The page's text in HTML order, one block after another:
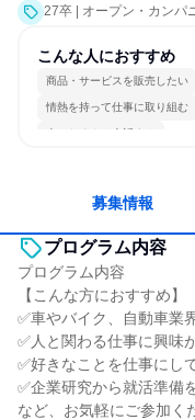
27卒 | オープン・カンパ
こんな人におすすめ
商品・サービスを販売したい
情熱を持って仕事に取り組む
人とたくさん会話する
募集情報
プログラム内容
プログラム内容
【こんな方におすすめ】
✅車やバイク、自動車業
✅人と関わる仕事に興味
✅好きなことを仕事にし
✅企業研究から就活準備
など、お気軽にご参加く